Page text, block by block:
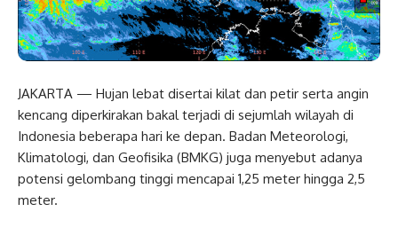
JAKARTA — Hujan lebat disertai kilat dan petir serta angin
kencang diperkirakan bakal terjadi di sejumlah wilayah di
Indonesia beberapa hari ke depan. Badan Meteorologi,
Klimatologi, dan Geofisika (BMKG) juga menyebut adanya
potensi gelombang tinggi mencapai 1,25 meter hingga 2,5
meter.